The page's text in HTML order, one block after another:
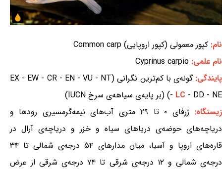
نام: کپور معمولی (کپور اروپایی) Common carp
نام علمی: Cyprinus carpio
پایندگی:
گونه‌ی با کم‌ترین نگرانی (EX - EW - CR - EN - VU - NT
- LC - DD - NE) (بر پایه‌ی سیاهه‌ی سرخ IUCN)
زیستگاه:
ژرفای ۰ تا ۲۹ متری آب‌های نیمه‌گرمسیری رودها و
دریاچه‌های حوضه‌ی دریاهای سیاه و خزر و دریاچه‌ی آرال در
قاره‌های اروپا و آسیا، میان مدارهای ۵۴ درجه‌ی شمالی تا ۳۴
درجه‌ی شمالی و ۱۲ درجه‌ی شرقی تا ۷۴ درجه‌ی شرقی از عرض